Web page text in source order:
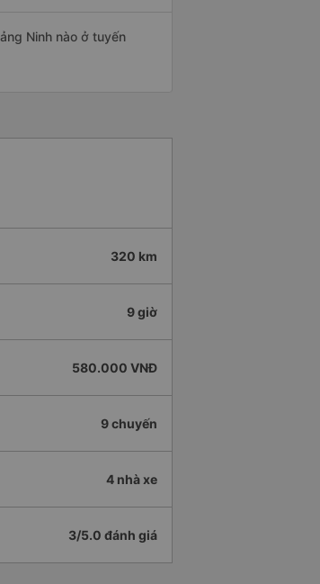
Ninh nào ở tuyến
320 km
9 giờ
580.000 VNĐ
9 chuyến
4 nhà xe
3/5.0 đánh giá